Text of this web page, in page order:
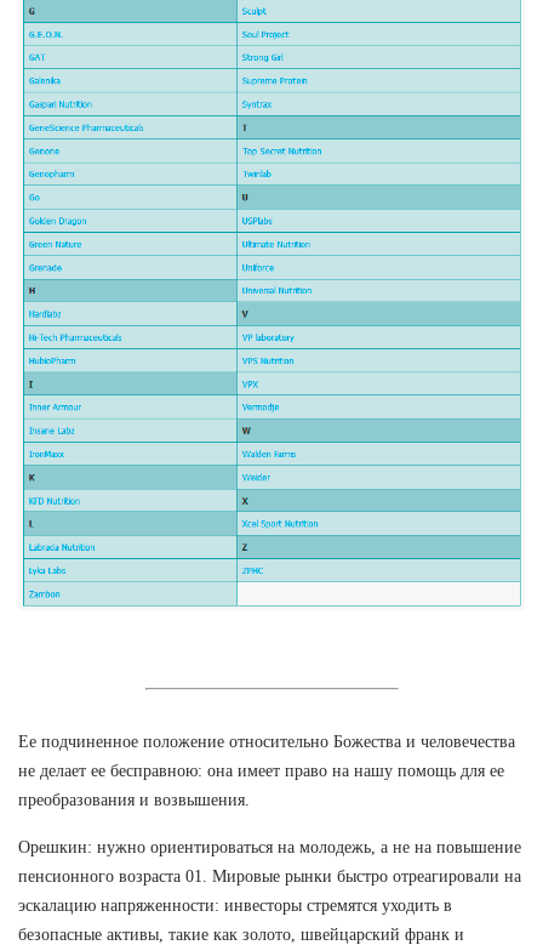
Ее подчиненное положение относительно Божества и человечества
не делает ее бесправною: она имеет право на нашу помощь для ее
преобразования и возвышения.
Орешкин: нужно ориентироваться на молодежь, а не на повышение
пенсионного возраста 01. Мировые рынки быстро отреагировали на
эскалацию напряженности: инвесторы стремятся уходить в
безопасные активы, такие как золото, швейцарский франк и